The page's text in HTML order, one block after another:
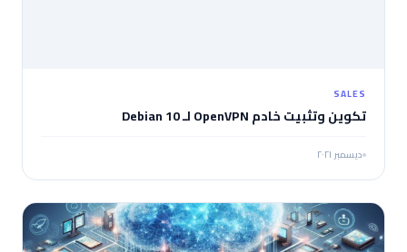
SALES
تكوين وتثبيت خادم OpenVPN لـ Debian 10
ديسمبر ٢٠٢١